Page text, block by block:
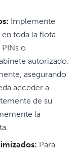
Implemente
toda la flota.
o
autorizado.
asegurando
acceder a
de su
la
Para